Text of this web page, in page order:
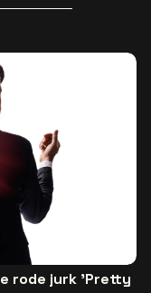
rode jurk 'Pretty